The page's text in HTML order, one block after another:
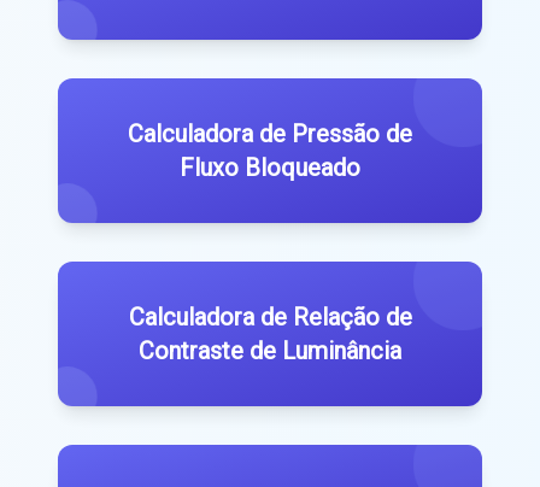
Calculadora de Pressão de
Fluxo Bloqueado
Calculadora de Relação de
Contraste de Luminância